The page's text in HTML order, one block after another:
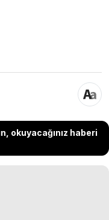
okuyacağınız haberi